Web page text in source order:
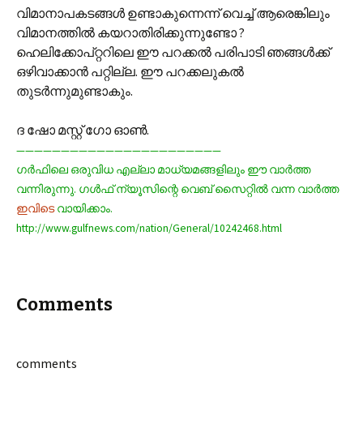
വിമാനാപകടങ്ങള്‍ ഉണ്ടാകുന്നെന്ന് വെച്ച് ആരെങ്കിലും
വിമാനത്തില്‍ കയറാതിരിക്കുന്നുണ്ടോ ?
ഹെലിക്കോപ്റ്ററിലെ ഈ പറക്കല്‍ പരിപാടി ഞങ്ങള്‍ക്ക്
ഒഴിവാക്കാന്‍ പറ്റില്ല. ഈ പറക്കലുകല്‍
തുടര്‍ന്നുമുണ്ടാകും.
ദ ഷോ മസ്റ്റ് ഗോ ഓണ്‍.
———————————————————————
ഗര്‍ഫിലെ ഒരുവിധ എല്ലാ മാധ്യമങ്ങളിലും ഈ വാര്‍ത്ത
വന്നിരുന്നു. ഗള്‍ഫ് ന്യൂസിന്റെ വെബ് സൈറ്റില്‍ വന്ന വാര്‍ത്ത
ഇവിടെവായിക്കാം.
http://www.gulfnews.com/nation/General/10242468.html
Comments
comments